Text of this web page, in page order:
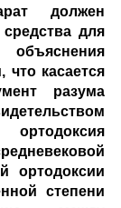
должен
для
касается
разума
ортодоксии
степени